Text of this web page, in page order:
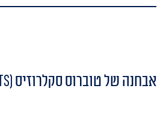
אבחנה של טוברוס סקלרוזיס (TS)